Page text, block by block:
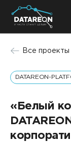
+7 (495)
Услуги
Решения
Партнеры
Все проекты
DATAREON-
«Белый